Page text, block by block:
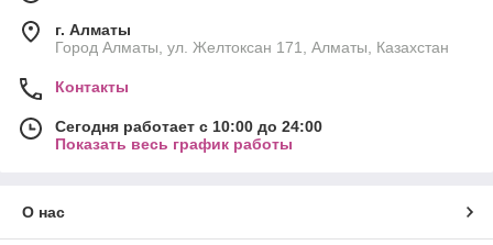
г. Алматы
Город Алматы, ул. Желтоксан 171, Алматы, Казахстан
Контакты
Сегодня работает с 10:00 до 24:00
Показать весь график работы
О нас